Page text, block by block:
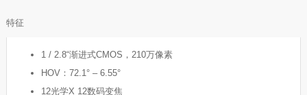
特征
1 / 2.8“渐进式CMOS，210万像素
HOV：72.1° – 6.55°
12光学X 12数码变焦